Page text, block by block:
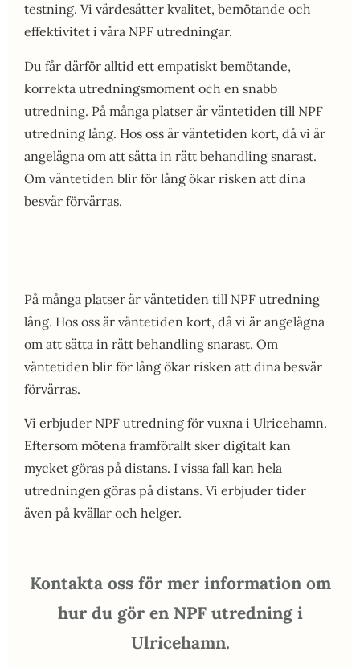
testning. Vi värdesätter kvalitet, bemötande och
effektivitet i våra NPF utredningar.
Du får därför alltid ett empatiskt bemötande,
korrekta utredningsmoment och en snabb
utredning. På många platser är väntetiden till NPF
utredning lång. Hos oss är väntetiden kort, då vi är
angelägna om att sätta in rätt behandling snarast.
Om väntetiden blir för lång ökar risken att dina
besvär förvärras.
På många platser är väntetiden till NPF utredning
lång. Hos oss är väntetiden kort, då vi är angelägna
om att sätta in rätt behandling snarast. Om
väntetiden blir för lång ökar risken att dina besvär
förvärras.
Vi erbjuder NPF utredning för vuxna i Ulricehamn.
Eftersom mötena framförallt sker digitalt kan
mycket göras på distans. I vissa fall kan hela
utredningen göras på distans. Vi erbjuder tider
även på kvällar och helger.
Kontakta oss för mer information om
hur du gör en NPF utredning i
Ulricehamn.